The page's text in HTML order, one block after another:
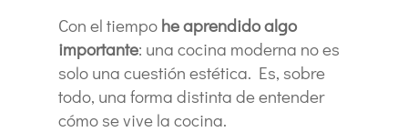
Con el tiempo he aprendido algo
importante: una cocina moderna no es
solo una cuestión estética. Es, sobre
todo, una forma distinta de entender
cómo se vive la cocina.